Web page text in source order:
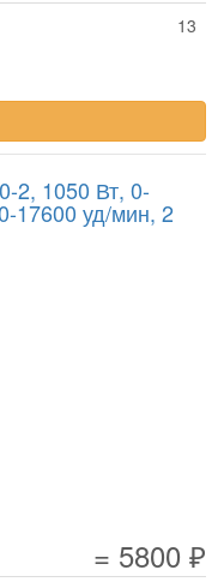
13
2, 1050 Вт, 0-
17600 уд/мин, 2
= 5800 ₽